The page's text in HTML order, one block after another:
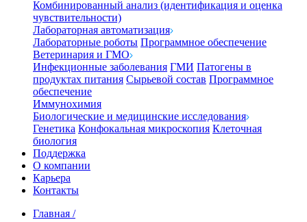
Комбинированный анализ (идентификация и оценка
чувствительности)
Лабораторная автоматизация
Лабораторные роботы Программное обеспечение
Ветеринария и ГМО
Инфекционные заболевания ГМИ Патогены в
продуктах питания Сырьевой состав Программное
обеспечение
Иммунохимия
Биологические и медицинские исследования
Генетика Конфокальная микроскопия Клеточная
биология
Поддержка
О компании
Карьера
Контакты
Главная /